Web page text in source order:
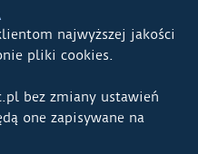
najwyższej jakości
pliki cookies.
bez zmiany ustawień
one zapisywane na